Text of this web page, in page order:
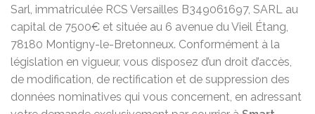
Sarl, immatriculée RCS Versailles B349061697, SARL au
capital de 7500€ et située au 6 avenue du Vieil Étang,
78180 Montigny-le-Bretonneux. Conformément à la
législation en vigueur, vous disposez d’un droit d’accès,
de modification, de rectification et de suppression des
données nominatives qui vous concernent, en adressant